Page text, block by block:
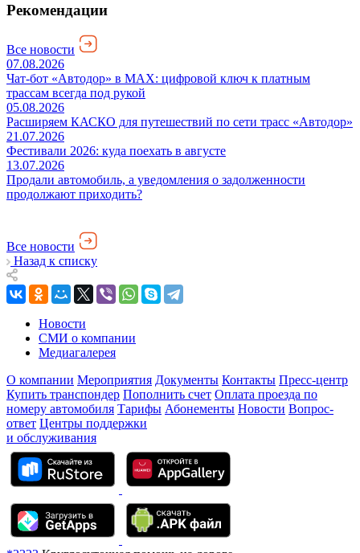
Рекомендации
Все новости
07.08.2026
Чат-бот «Автодор» в MAX: цифровой ключ к платным
трассам всегда под рукой
05.08.2026
Расширяем КАСКО для путешествий по сети трасс «Автодор»
21.07.2026
Фестивали 2026: куда поехать в августе
13.07.2026
Продали автомобиль, а уведомления о задолженности
продолжают приходить?
Все новости
Назад к списку
Новости
СМИ о компании
Медиагалерея
О компании Мероприятия Документы Контакты Пресс-центр
Купить транспондер Пополнить счет Оплата проезда по
номеру автомобиля Тарифы Абонементы Новости Вопрос-
ответ Центры поддержки
и обслуживания